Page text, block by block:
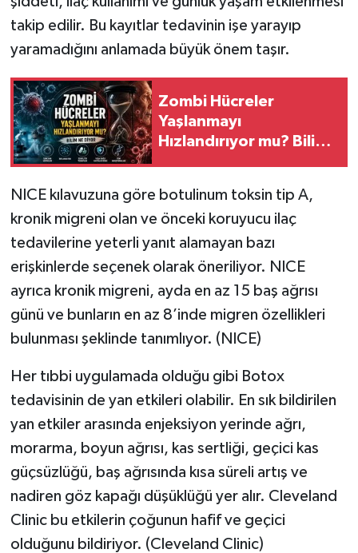
takip edilir. Bu kayıtlar tedavinin işe yarayıp
yaramadığını anlamada büyük önem taşır.
Zombi Hücreler
Yaşlanmayı
Hızlandırıyor mu? Bilim
NICE kılavuzuna göre botulinum toksin tip A,
kronik migreni olan ve önceki koruyucu ilaç
tedavilerine yeterli yanıt alamayan bazı
erişkinlerde seçenek olarak öneriliyor. NICE
ayrıca kronik migreni, ayda en az 15 baş ağrısı
günü ve bunların en az 8’inde migren özellikleri
bulunması şeklinde tanımlıyor. (NICE)
Her tıbbi uygulamada olduğu gibi Botox
tedavisinin de yan etkileri olabilir. En sık bildirilen
yan etkiler arasında enjeksiyon yerinde ağrı,
morarma, boyun ağrısı, kas sertliği, geçici kas
güçsüzlüğü, baş ağrısında kısa süreli artış ve
nadiren göz kapağı düşüklüğü yer alır. Cleveland
Clinic bu etkilerin çoğunun hafif ve geçici
olduğunu bildiriyor. (Cleveland Clinic)